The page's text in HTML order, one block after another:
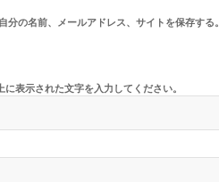
の名前、メールアドレス、サイトを保存する。
上に表示された文字を入力してください。